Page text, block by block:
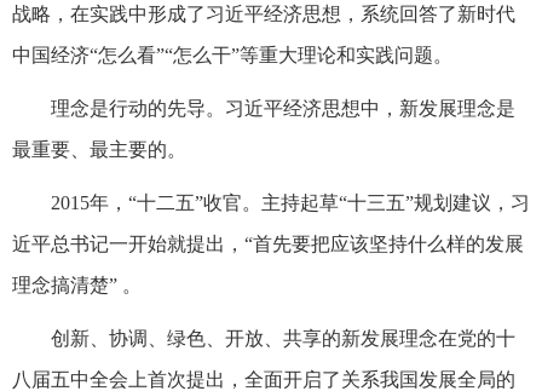
战略，在实践中形成了习近平经济思想，系统回答了新时代
中国经济“怎么看”“怎么干”等重大理论和实践问题。
理念是行动的先导。习近平经济思想中，新发展理念是
最重要、最主要的。
2015年，“十二五”收官。主持起草“十三五”规划建议，习
近平总书记一开始就提出，“首先要把应该坚持什么样的发展
理念搞清楚” 。
创新、协调、绿色、开放、共享的新发展理念在党的十
八届五中全会上首次提出，全面开启了关系我国发展全局的